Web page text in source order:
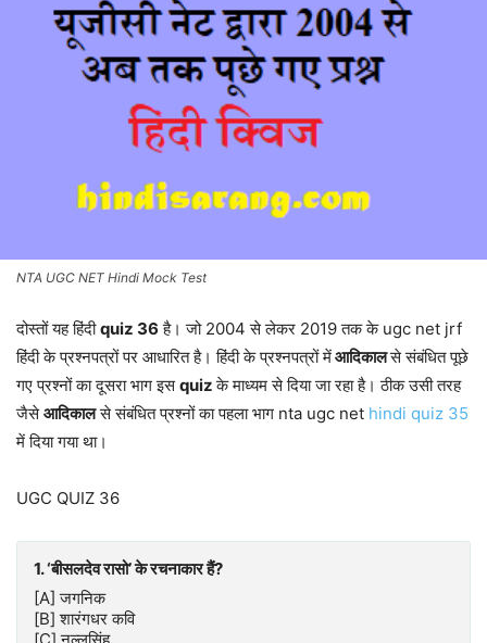
NTA UGC NET Hindi Mock Test
दोस्तों यह हिंदीquiz 36 है। जो 2004 से लेकर 2019 तक के ugc net jrf
हिंदी के प्रश्नपत्रों पर आधारित है। हिंदी के प्रश्नपत्रों मेंआदिकालसे संबंधित पूछे
गए प्रश्नों का दूसरा भाग इसquizके माध्यम से दिया जा रहा है। ठीक उसी तरह
जैसेआदिकालसे संबंधित प्रश्नों का पहला भाग nta ugc net hindi quiz 35
में दिया गया था।
UGC QUIZ 36
1. ‘बीसलदेव रासो’ के रचनाकार हैं?
[A] जगनिक
[B] शारंगधर कवि